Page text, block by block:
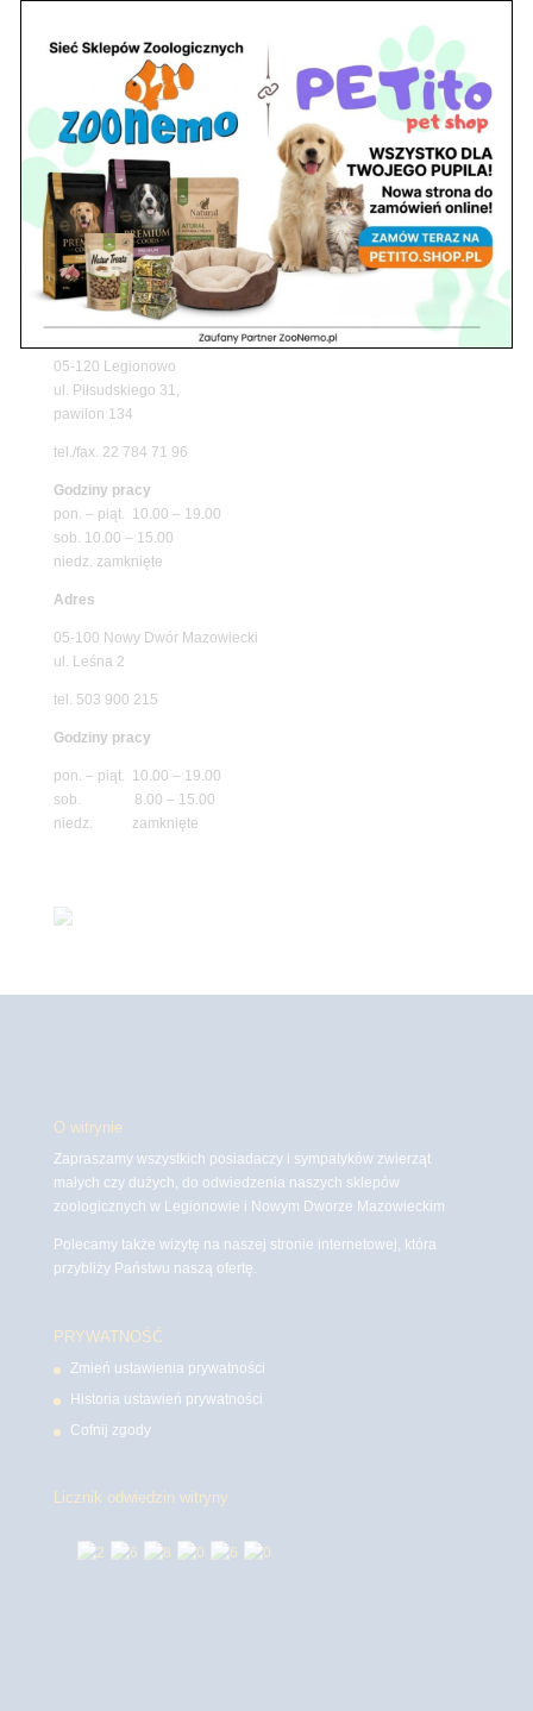
Z Życia Sklepu
rośliny akwariowe w ZooNemo – Legionowo i
Nowy Dwór Mazowiecki
Promocje
Upały wracają! Zadbaj o komfort swojego pupila
z matami chłodzącymi ZooNemo
Z Życia Sklepu
Petito Pet Shop – Internetowy Sklep Zoologiczny
Online! Wszystko Dla Twojego Pupila | ZooNemo
Znajdź nas
05-120 Legionowo
ul. Piłsudskiego 31,
pawilon 134
tel./fax. 22 784 71 96
Godziny pracy
pon. – piąt. 10.00 – 19.00
sob. 10.00 – 15.00
niedz. zamknięte
Adres
05-100 Nowy Dwór Mazowiecki
ul. Leśna 2
tel. 503 900 215
Godziny pracy
pon. – piąt. 10.00 – 19.00
sob. 8.00 – 15.00
niedz. zamknięte
O witrynie
Zapraszamy wszystkich posiadaczy i sympatyków zwierząt
małych czy dużych, do odwiedzenia naszych sklepów
zoologicznych w Legionowie i Nowym Dworze Mazowieckim
Polecamy także wizytę na naszej stronie internetowej, która
przybliży Państwu naszą ofertę.
PRYWATNOŚĆ
Zmień ustawienia prywatności
Historia ustawień prywatności
Cofnij zgody
Licznik odwiedzin witryny